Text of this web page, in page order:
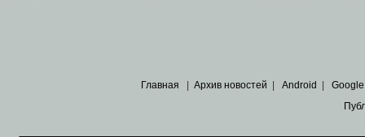
Главная Архив новостей Android Google